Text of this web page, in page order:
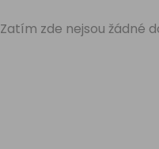
Zatím zde nejsou žádné